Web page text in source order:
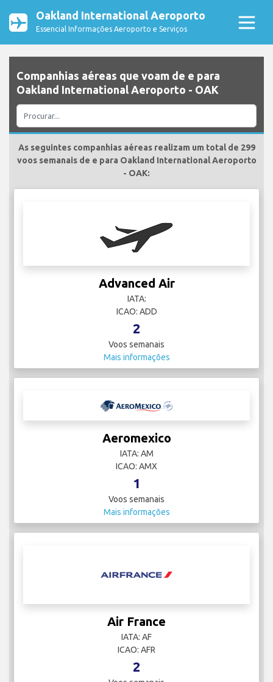
Oakland International Aeroporto
Essencial Informações Aeroporto e Serviços
Companhias aéreas que voam de e para
Oakland International Aeroporto - OAK
As seguintes companhias aéreas realizam um total de 299
voos semanais de e para Oakland International Aeroporto
- OAK:
Advanced Air
IATA:
ICAO: ADD
2
Voos semanais
Mais informações
Aeromexico
IATA: AM
ICAO: AMX
1
Voos semanais
Mais informações
Air France
IATA: AF
ICAO: AFR
2